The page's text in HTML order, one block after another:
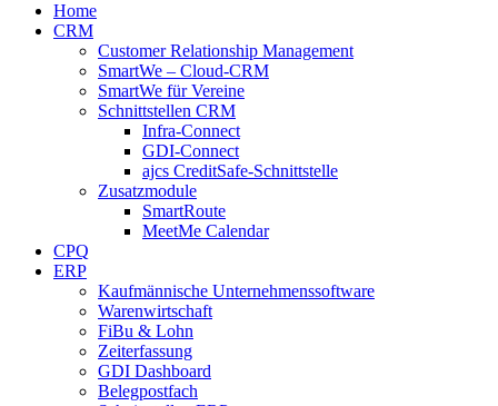
Home
CRM
Customer Relationship Management
SmartWe – Cloud-CRM
SmartWe für Vereine
Schnittstellen CRM
Infra-Connect
GDI-Connect
ajcs CreditSafe-Schnittstelle
Zusatzmodule
SmartRoute
MeetMe Calendar
CPQ
ERP
Kaufmännische Unternehmenssoftware
Warenwirtschaft
FiBu & Lohn
Zeiterfassung
GDI Dashboard
Belegpostfach